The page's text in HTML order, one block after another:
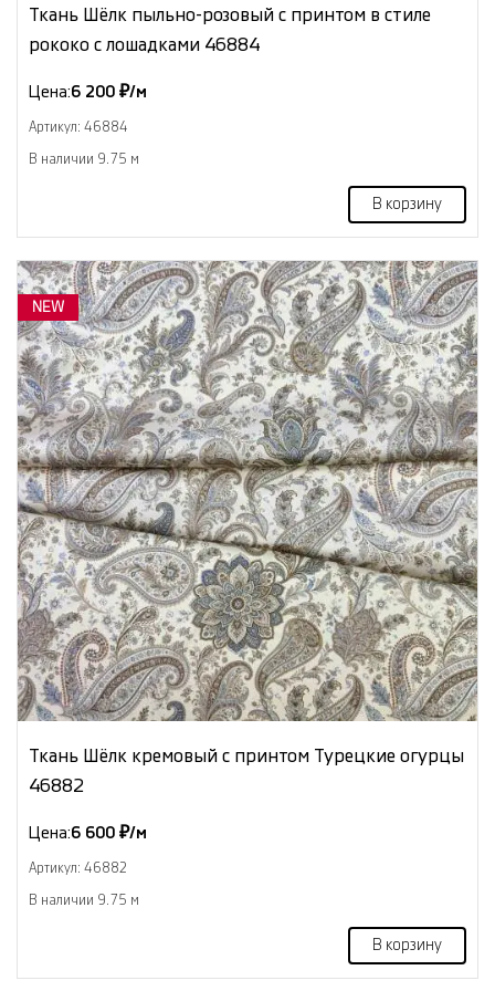
Ткань Шёлк пыльно-розовый с принтом в стиле
рококо с лошадками 46884
Цена:6 200 ₽/м
Артикул: 46884
В наличии 9.75 м
В корзину
NEW
Ткань Шёлк кремовый с принтом Турецкие огурцы
46882
Цена:6 600 ₽/м
Артикул: 46882
В наличии 9.75 м
В корзину